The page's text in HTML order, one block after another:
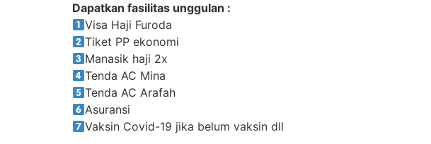
Dapatkan fasilitas unggulan :
Visa Haji Furoda
Tiket PP ekonomi
Manasik haji 2x
Tenda AC Mina
Tenda AC Arafah
Asuransi
Vaksin Covid-19 jika belum vaksin dll